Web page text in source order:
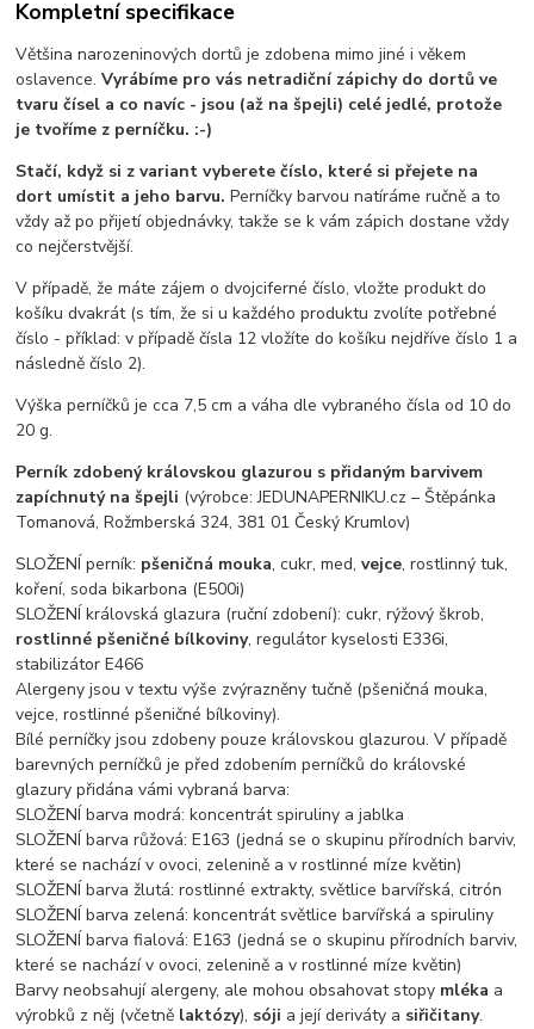
Kompletní specifikace
Většina narozeninových dortů je zdobena mimo jiné i věkem
oslavence.Vyrábíme pro vás netradiční zápichy do dortů ve
tvaru čísel a co navíc - jsou (až na špejli) celé jedlé, protože
je tvoříme z perníčku. :-)
Stačí, když si z variant vyberete číslo, které si přejete na
dort umístit a jeho barvu. Perníčky barvou natíráme ručně a to
vždy až po přijetí objednávky, takže se k vám zápich dostane vždy
co nejčerstvější.
V případě, že máte zájem o dvojciferné číslo, vložte produkt do
košíku dvakrát (s tím, že si u každého produktu zvolíte potřebné
číslo - příklad: v případě čísla 12 vložíte do košíku nejdříve číslo 1 a
následně číslo 2).
Výška perníčků je cca 7,5 cm a váha dle vybraného čísla od 10 do
20 g.
Perník zdobený královskou glazurou s přidaným barvivem
zapíchnutý na špejli (výrobce: JEDUNAPERNIKU.cz – Štěpánka
Tomanová, Rožmberská 324, 381 01 Český Krumlov)
SLOŽENÍ perník: pšeničná mouka, cukr, med,vejce, rostlinný tuk,
koření, soda bikarbona (E500i)
SLOŽENÍ královská glazura (ruční zdobení): cukr, rýžový škrob,
rostlinné pšeničné bílkoviny, regulátor kyselosti E336i,
stabilizátor E466
Alergeny jsou v textu výše zvýrazněny tučně (pšeničná mouka,
vejce, rostlinné pšeničné bílkoviny).
Bílé perníčky jsou zdobeny pouze královskou glazurou. V případě
barevných perníčků je před zdobením perníčků do královské
glazury přidána vámi vybraná barva:
SLOŽENÍ barva modrá: koncentrát spiruliny a jablka
SLOŽENÍ barva růžová: E163 (jedná se o skupinu přírodních barviv,
které se nachází v ovoci, zelenině a v rostlinné míze květin)
SLOŽENÍ barva žlutá: rostlinné extrakty, světlice barvířská, citrón
SLOŽENÍ barva zelená: koncentrát světlice barvířská a spiruliny
SLOŽENÍ barva fialová: E163 (jedná se o skupinu přírodních barviv,
které se nachází v ovoci, zelenině a v rostlinné míze květin)
Barvy neobsahují alergeny, ale mohou obsahovat stopy mléka a
výrobků z něj (včetně laktózy), sóji a její deriváty a siřičitany.